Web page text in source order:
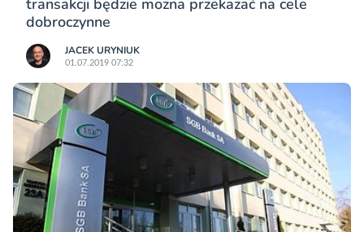
dobroczynne
JACEK URYNIUK
01.07.2019 07:32